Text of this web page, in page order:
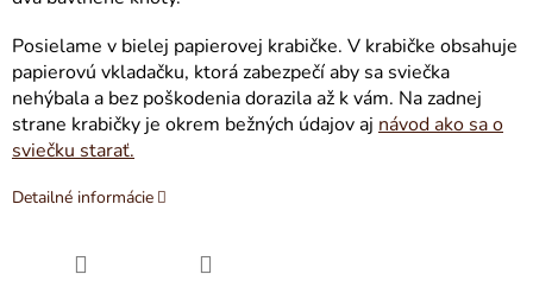
Posielame v bielej papierovej krabičke. V krabičke obsahuje
papierovú vkladačku, ktorá zabezpečí aby sa sviečka
nehýbala a bez poškodenia dorazila až k vám. Na zadnej
strane krabičky je okrem bežných údajov aj návod ako sa o
sviečku starať.
Detailné informácie